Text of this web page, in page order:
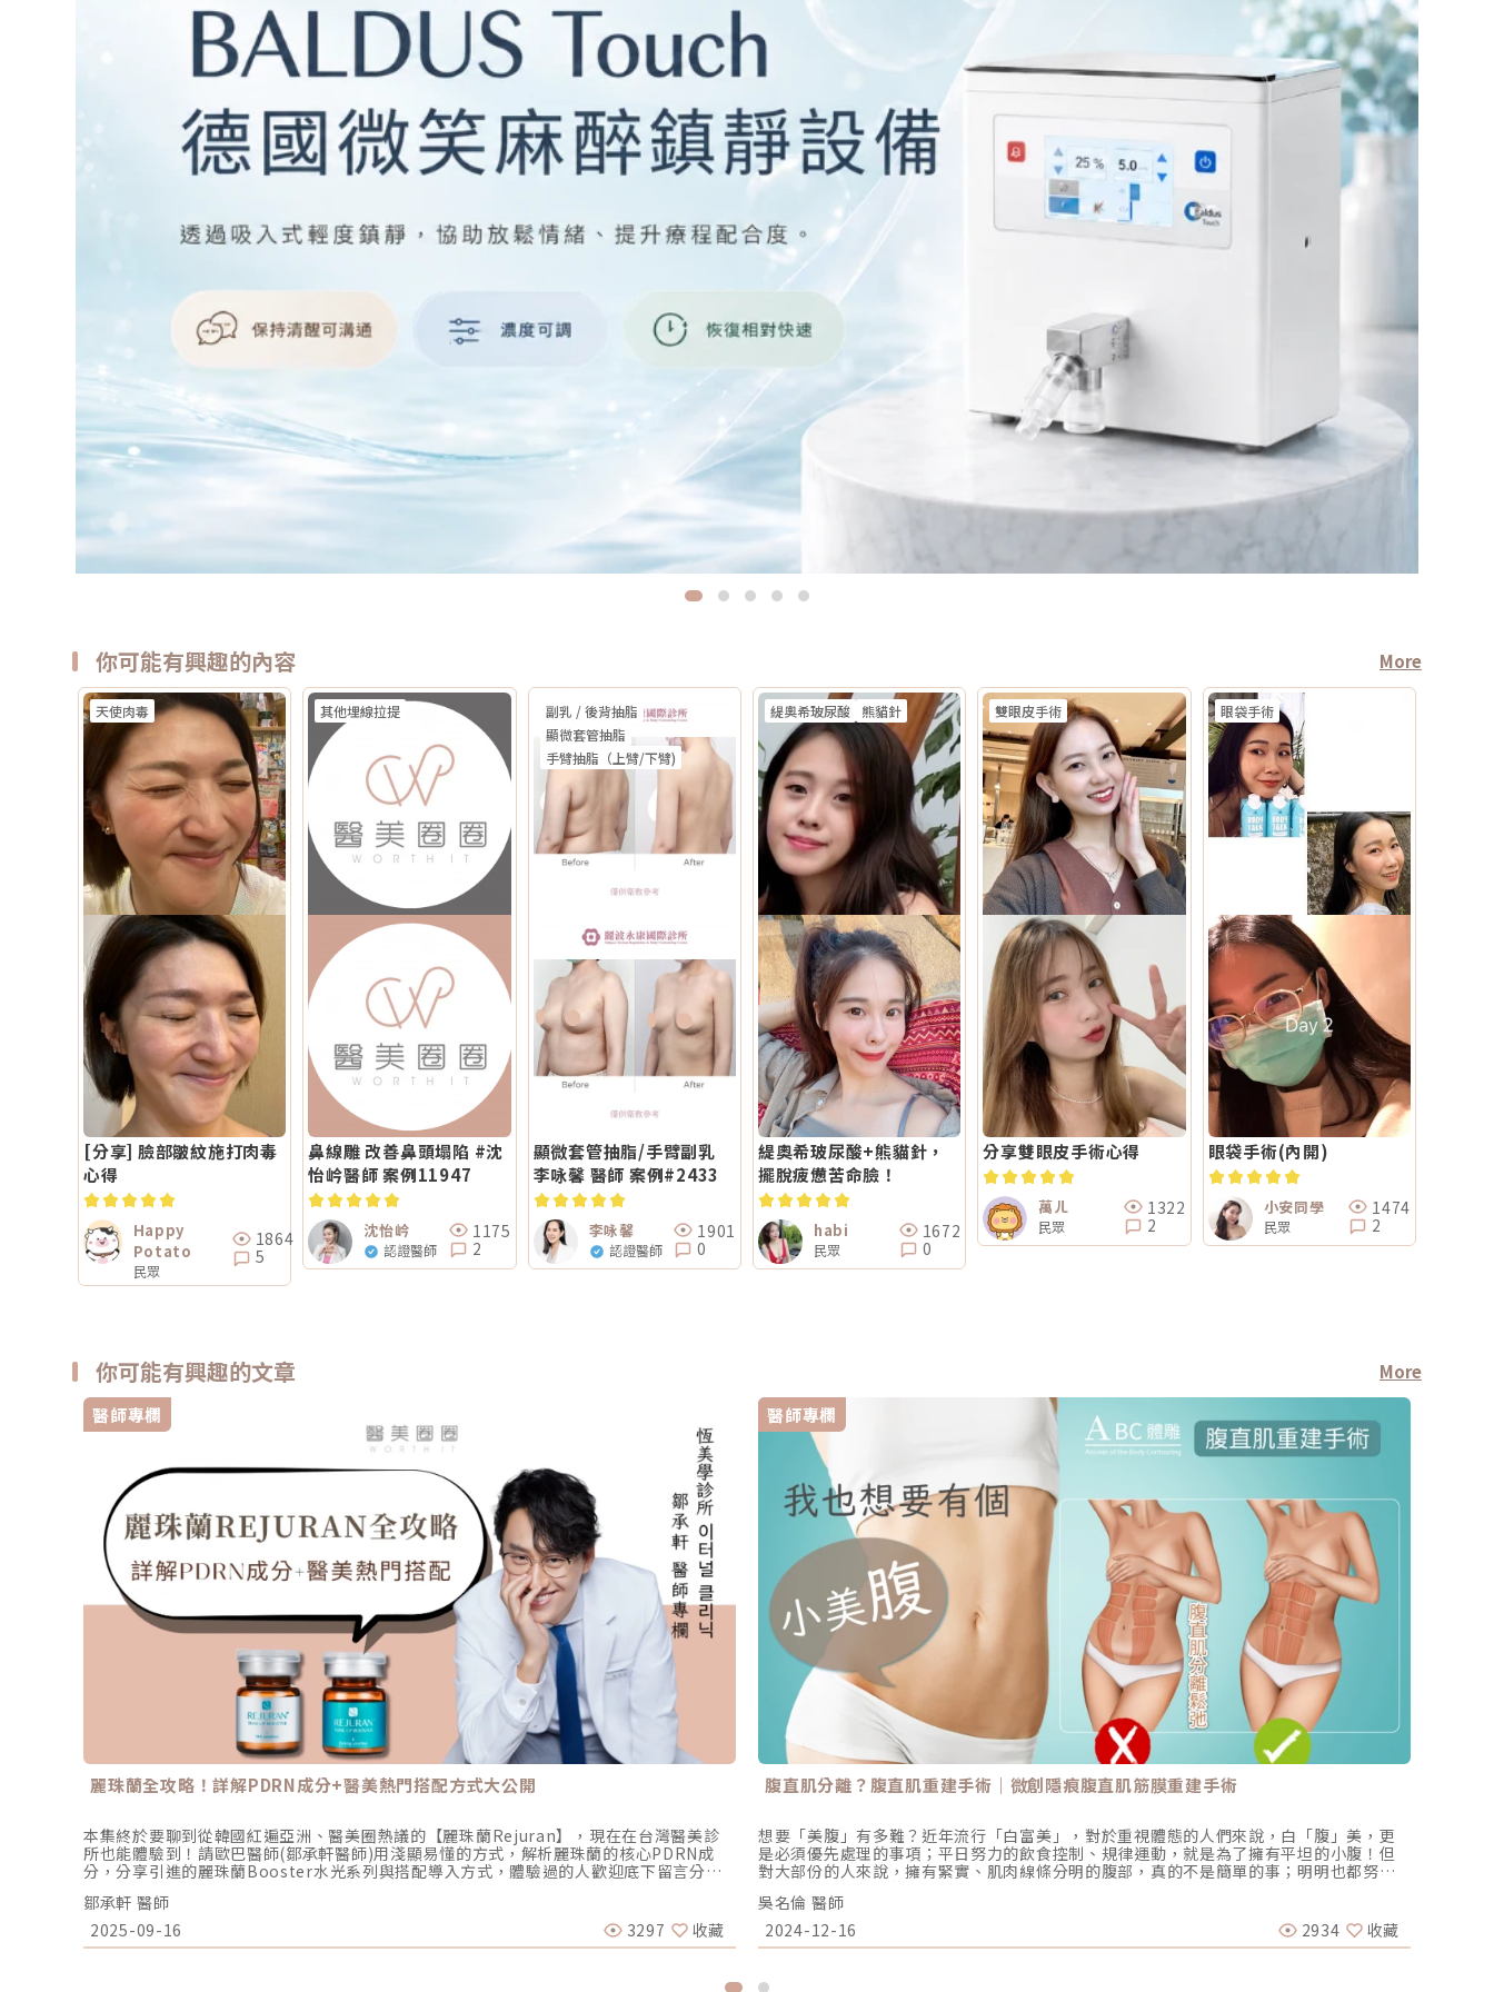
你可能有興趣的內容 More
天使肉毒
[分享] 臉部皺紋施打肉毒
心得
Happy
Potato
民眾
1864
5
其他埋線拉提
鼻線雕 改善鼻頭塌陷 #沈
怡岒醫師 案例11947
沈怡岒
認證醫師
1175
2
副乳 / 後背抽脂
顯微套管抽脂
手臂抽脂（上臂/下臂)
顯微套管抽脂/手臂副乳
李咏馨 醫師 案例#2433
李咏馨
認證醫師
1901
0
緹奧希玻尿酸 熊貓針
緹奧希玻尿酸+熊貓針，
擺脫疲憊苦命臉！
habi
民眾
1672
0
雙眼皮手術
分享雙眼皮手術心得
萬ㄦ
民眾
1322
2
眼袋手術
眼袋手術(內開)
小安同學
民眾
1474
2
你可能有興趣的文章
More
醫師專欄
麗珠蘭全攻略！詳解PDRN成分+醫美熱門搭配方式大公開
本集終於要聊到從韓國紅遍亞洲、醫美圈熱議的【麗珠蘭Rejuran】，現在在台灣醫美診
所也能體驗到！請歐巴醫師(鄒承軒醫師)用淺顯易懂的方式，解析麗珠蘭的核心PDRN成
分，分享引進的麗珠蘭Booster水光系列與搭配導入方式，體驗過的人歡迎底下留言分享~
神醫鐵口直斷「三大趨勢」皮膚下垂、膚況全有解！重點摘要：00:00 前情提要 精采預告
01:09 麗珠蘭核心成分/劑型說明02:18 三大輔助導入的方式04:11 解析Skin Booster趨勢
04:34 麗珠蘭/喬雅露/外泌體差別？06:08 麗珠蘭的保養頻率建議？恆美學診所 이터널 클
鄒承軒 醫師
2025-09-16
3297 收藏
醫師專欄
腹直肌分離？腹直肌重建手術｜微創隱痕腹直肌筋膜重建手術
想要「美腹」有多難？近年流行「白富美」，對於重視體態的人們來說，白「腹」美，更
是必須優先處理的事項；平日努力的飲食控制、規律運動，就是為了擁有平坦的小腹！但
對大部份的人來說，擁有緊實、肌肉線條分明的腹部，真的不是簡單的事；明明也都努力
真是令人洩氣，到底是為什麼呢？（圖／安瑟美膚整形外科診所-吳名倫醫師提供）對於多
數人來說，總是以為「皮鬆、脂肪堆積」就是肚凸的原因，然而『表層皮膚」、「脂肪厚
度」及「深層肌肉組織」等三個內外在因素，都會影響到你是否能擁有平坦小腹的關鍵。
想到的關鍵因素。腹直肌分離是屬於腹部深層組織的問題，而一般人聯想到的肚皮鬆垮、
吳名倫 醫師
2024-12-16
2934 收藏